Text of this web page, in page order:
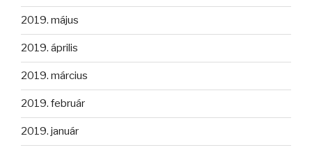
2019. május
2019. április
2019. március
2019. február
2019. január